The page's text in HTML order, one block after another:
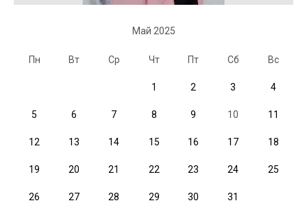
Май 2025
Пн Вт Ср Чт Пт Сб Вс
1 2 3 4
5 6 7 8 9 10 11
12 13 14 15 16 17 18
19 20 21 22 23 24 25
26 27 28 29 30
31